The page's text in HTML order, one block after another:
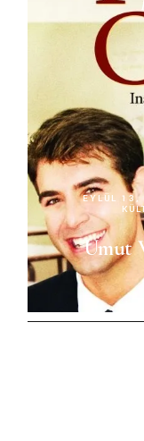
EYLÜL 13,
Umut